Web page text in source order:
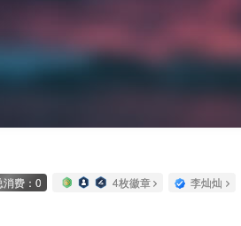
消费：0 4枚徽章 李灿灿